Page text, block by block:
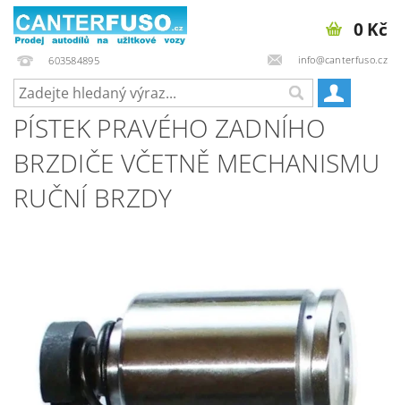
603584895 info@canterfuso.cz
0 Kč
PÍSTEK PRAVÉHO ZADNÍHO
BRZDIČE VČETNĚ MECHANISMU
RUČNÍ BRZDY